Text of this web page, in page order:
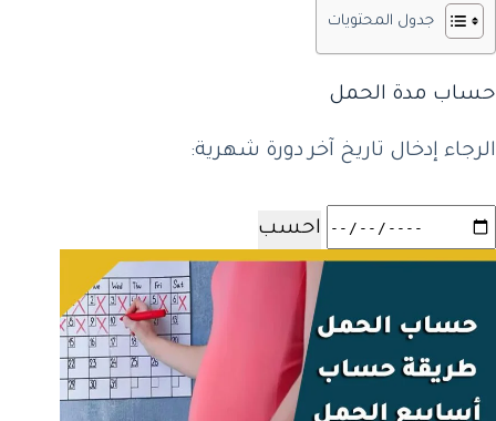
جدول المحتويات
حساب مدة الحمل
الرجاء إدخال تاريخ آخر دورة شهرية:
احسب